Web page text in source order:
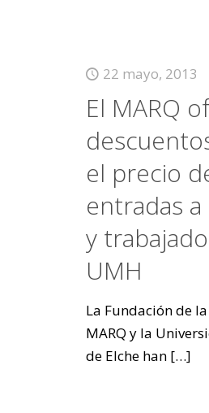
22 mayo, 2013
El MARQ
el precio
entradas
y
UMH
La Fundación de
MARQ y la
de Elche han[…]